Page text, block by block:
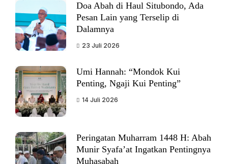
Doa Abah di Haul Situbondo, Ada
Pesan Lain yang Terselip di
Dalamnya
23 Juli 2026
Umi Hannah: “Mondok Kui
Penting, Ngaji Kui Penting”
14 Juli 2026
Peringatan Muharram 1448 H: Abah
Munir Syafa’at Ingatkan Pentingnya
Muhasabah